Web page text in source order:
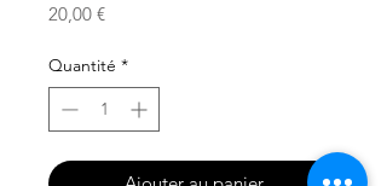
20,00 €Prix
Quantité *